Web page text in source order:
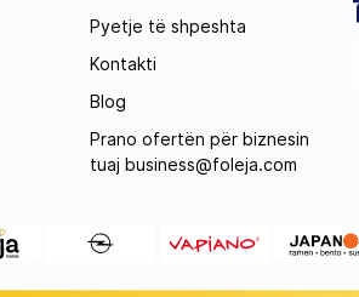
Pyetje të shpeshta
Kontakti
Blog
Prano ofertën për biznesin
tuaj business@foleja.com